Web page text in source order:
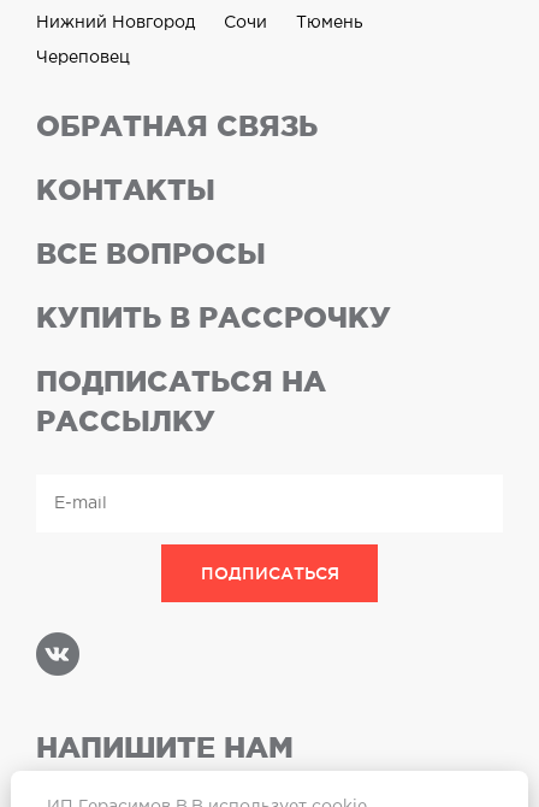
Нижний Новгород Сочи Тюмень
Череповец
ОБРАТНАЯ СВЯЗЬ
КОНТАКТЫ
ВСЕ ВОПРОСЫ
КУПИТЬ В РАССРОЧКУ
ПОДПИСАТЬСЯ НА
РАССЫЛКУ
НАПИШИТЕ НАМ